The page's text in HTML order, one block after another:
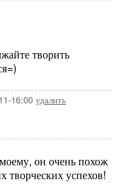
творить
16:00 удалить
он очень похож
успехов!